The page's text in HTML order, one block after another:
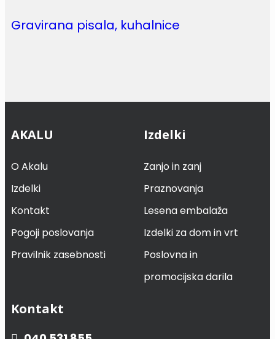
Gravirana pisala, kuhalnice
AKALU
O Akalu
Izdelki
Kontakt
Pogoji poslovanja
Pravilnik zasebnosti
Izdelki
Zanjo in zanj
Praznovanja
Lesena embalaža
Izdelki za dom in vrt
Poslovna in
promocijska darila
Kontakt